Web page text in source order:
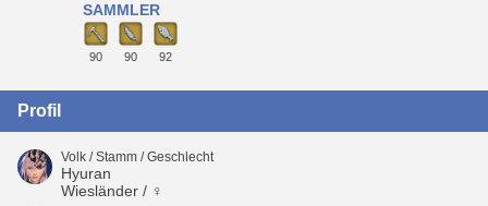
SAMMLER
90 90 92
Profil
Volk / Stamm / Geschlecht
Hyuran
Wiesländer / ♀